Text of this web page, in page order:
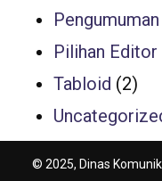
Pengumuman
Pilihan Editor
Tabloid (2)
© 2025, Dinas